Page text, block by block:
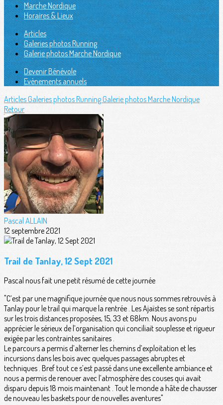
Marche Nordique
Horaires & Lieux
Articles
Galeries photos Running
Galerie photos Marche Nordique
Devenir Bénévole
Evènements annuels
ArticlesGaleries photos RunningGalerie photos Marche Nordique
Retour
Pascal ALLAIN
12 septembre 2021
Trail de Tanlay, 12 Sept 2021
Pascal nous fait une petit résumé de cette journée
"C’est par une magnifique journée que nous nous sommes retrouvés à
Tanlay pour le trail qui marque la rentrée . Les Ajaïstes se sont répartis
sur les trois distances proposées, 15, 33 et 68km. Nous avons pu
apprécier le sérieux de l’organisation qui conciliait souplesse et rigueur
exigée par les contraintes sanitaires .
Le parcours a permis d’alterner les chemins d’exploitation et les
incursions dans les bois avec quelques passages abruptes et
techniques . Bref tout ce s’est passé dans une excellente ambiance et
nous a permis de renouer avec l’atmosphère des couses qui avait
disparu depuis 18 mois maintenant . Tout le monde a hâte de chausser
de nouveau les baskets pour de nouvelles aventures"